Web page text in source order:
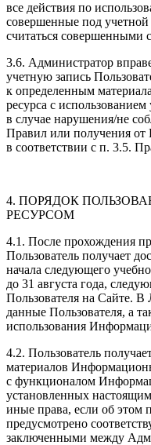
все действия по
совершенные под учетной
считаться совершенными
3.6. Администратор
учетную запись
к определенным
ресурса с
в случае нарушения/не
Правил или получения от
в соответствии с п. 3.5.
4. ПОРЯДОК
РЕСУРСОМ
4.1. После прохождения
Пользователь получает
начала следующего
до 31 августа года,
Пользователя на Сайте. В
данные Пользователя, а
использования
4.2. Пользователь
материалов
с функционалом
установленных
иные права, если об этом
предусмотрено
заключенными между